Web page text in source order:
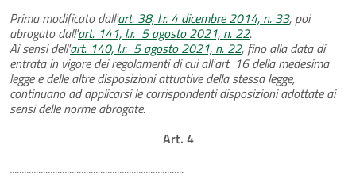
Prima modificato dall'art. 38, l.r. 4 dicembre 2014, n. 33, poi
abrogato dall'art. 141, l.r. 5 agosto 2021, n. 22.
Ai sensi dell'art. 140, l.r. 5 agosto 2021, n. 22, fino alla data di
entrata in vigore dei regolamenti di cui all'art. 16 della medesima
legge e delle altre disposizioni attuative della stessa legge,
continuano ad applicarsi le corrispondenti disposizioni adottate ai
sensi delle norme abrogate.
Art. 4
.........................................................................